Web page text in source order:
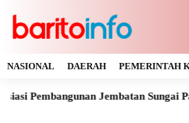
NASIONAL DAERAH PEMERINTAH
Pembangunan Jembatan Sungai